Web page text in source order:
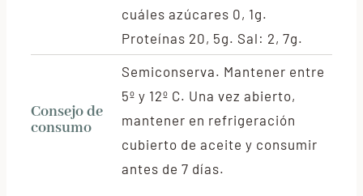
cuáles azúcares 0, 1g.
Proteínas 20, 5g. Sal: 2, 7g.
Consejo de
consumo
Semiconserva. Mantener entre
5º y 12º C. Una vez abierto,
mantener en refrigeración
cubierto de aceite y consumir
antes de 7 días.